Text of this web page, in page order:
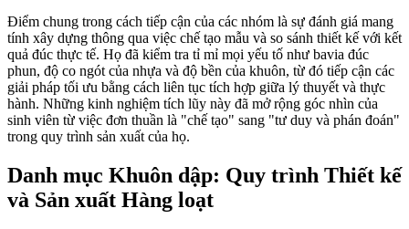
Điểm chung trong cách tiếp cận của các nhóm là sự đánh giá mang
tính xây dựng thông qua việc chế tạo mẫu và so sánh thiết kế với kết
quả đúc thực tế. Họ đã kiểm tra tỉ mỉ mọi yếu tố như bavia đúc
phun, độ co ngót của nhựa và độ bền của khuôn, từ đó tiếp cận các
giải pháp tối ưu bằng cách liên tục tích hợp giữa lý thuyết và thực
hành. Những kinh nghiệm tích lũy này đã mở rộng góc nhìn của
sinh viên từ việc đơn thuần là "chế tạo" sang "tư duy và phán đoán"
trong quy trình sản xuất của họ.
Danh mục Khuôn dập: Quy trình Thiết kế
và Sản xuất Hàng loạt